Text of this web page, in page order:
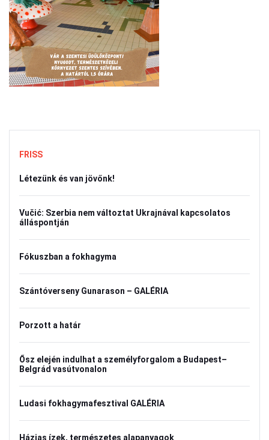
FRISS
Létezünk és van jövőnk!
Vučić: Szerbia nem változtat Ukrajnával kapcsolatos
álláspontján
Fókuszban a fokhagyma
Szántóverseny Gunarason – GALÉRIA
Porzott a határ
Ősz elején indulhat a személyforgalom a Budapest–
Belgrád vasútvonalon
Ludasi fokhagymafesztival GALÉRIA
Házias ízek, természetes alapanyagok